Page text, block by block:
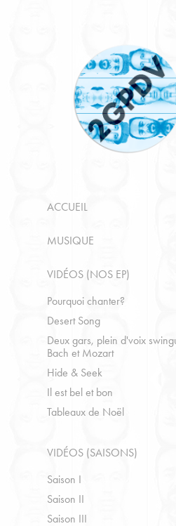
ACCUEIL
MUSIQUE
VIDÉOS (NOS EP)
Pourquoi chanter?
Desert Song
Deux gars, plein d'voix
Bach et Mozart
Hide & Seek
Il est bel et bon
Tableaux de Noël
VIDÉOS (SAISONS)
Saison I
Saison II
Saison III